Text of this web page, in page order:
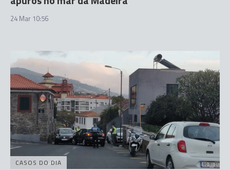
24 Mar 10:56
CASOS DO DIA